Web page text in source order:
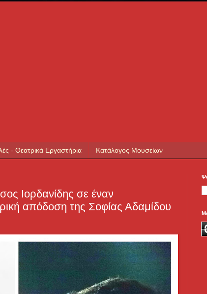
- Θεατρικά Εργαστήρια Κατάλογος Μουσείων
Ιορδανίδης σε έναν
απόδοση της Σοφίας Αδαμίδου